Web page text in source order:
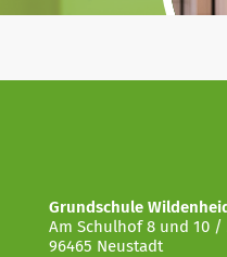
Grundschule
Am Schulhof 8 und 10 /
96465 Neustadt